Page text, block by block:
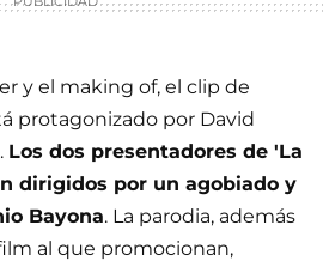
y el making of, el clip de
protagonizado por David
Los dos presentadores de 'La
dirigidos por un agobiado y
Bayona. La parodia, además
al que promocionan,